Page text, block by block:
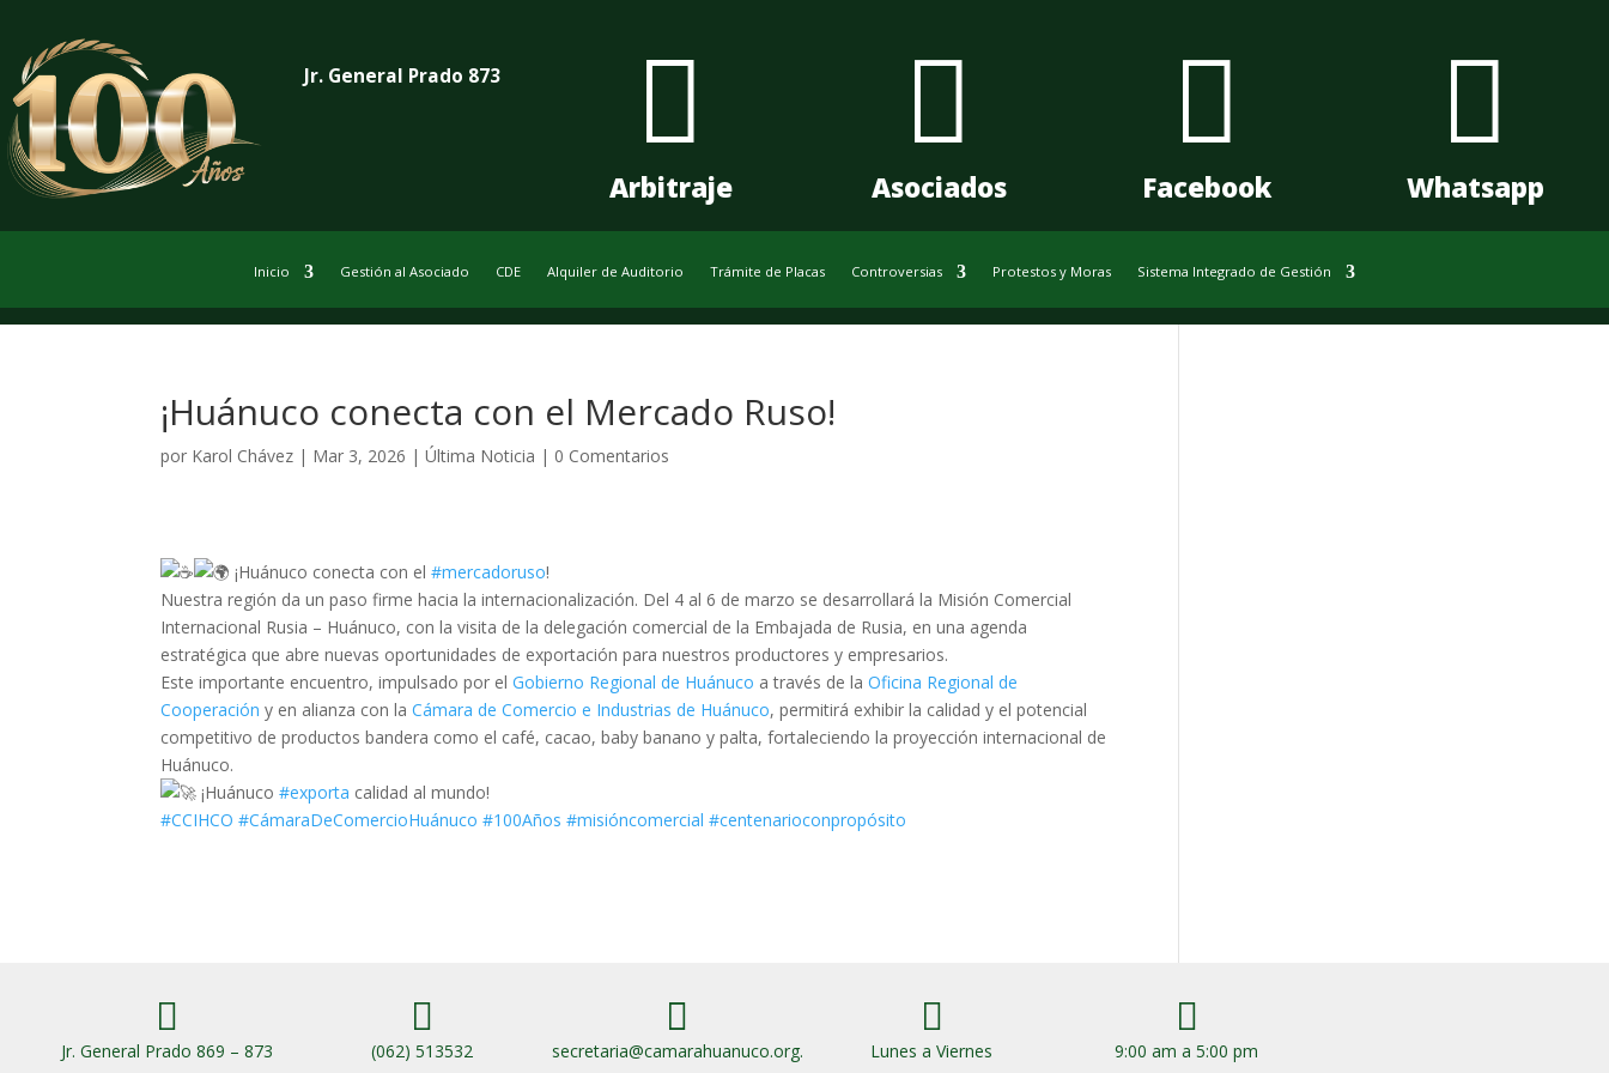
Jr. General Prado 873 
Arbitraje

Asociados

Facebook

Whatsapp
Inicio Gestión al Asociado CDE Alquiler de Auditorio Trámite de Placas Controversias Protestos y Moras Sistema Integrado de Gestión
¡Huánuco conecta con el Mercado Ruso!
por Karol Chávez | Mar 3, 2026 |Última Noticia | 0 Comentarios
¡Huánuco conecta con el#mercadoruso!
Nuestra región da un paso firme hacia la internacionalización. Del 4 al 6 de marzo se desarrollará la Misión Comercial
Internacional Rusia – Huánuco, con la visita de la delegación comercial de la Embajada de Rusia, en una agenda
estratégica que abre nuevas oportunidades de exportación para nuestros productores y empresarios.
Este importante encuentro, impulsado por elGobierno Regional de Huánuco a través de laOficina Regional de
Cooperación y en alianza con laCámara de Comercio e Industrias de Huánuco, permitirá exhibir la calidad y el potencial
competitivo de productos bandera como el café, cacao, baby banano y palta, fortaleciendo la proyección internacional de
Huánuco.
¡Huánuco#exporta calidad al mundo!
#CCIHCO #CámaraDeComercioHuánuco #100Años #misióncomercial #centenarioconpropósito

Jr. General Prado 869 – 873

(062) 513532

secretaria@camarahuanuco.org.

Lunes a Viernes

9:00 am a 5:00 pm